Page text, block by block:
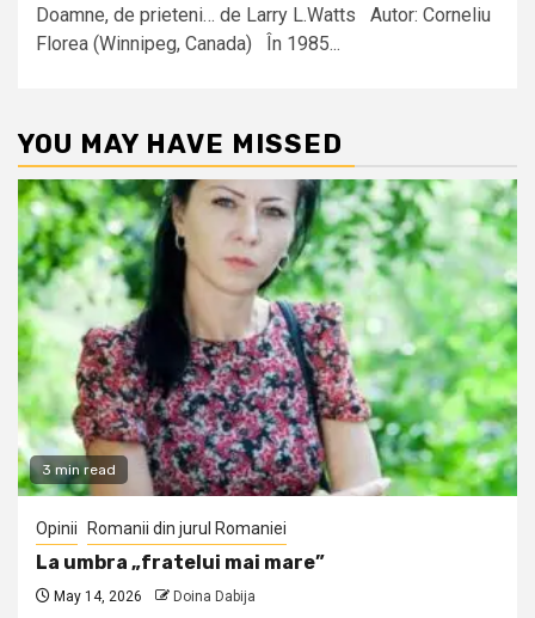
Doamne, de prieteni… de Larry L.Watts Autor: Corneliu
Florea (Winnipeg, Canada) În 1985...
YOU MAY HAVE MISSED
3 min read
Opinii Romanii din jurul Romaniei
La umbra „fratelui mai mare”
May 14, 2026 Doina Dabija